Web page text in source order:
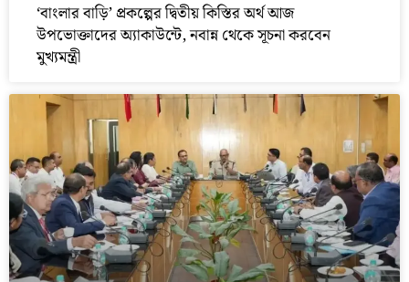
‘বাংলার বাড়ি’ প্রকল্পের দ্বিতীয় কিস্তির অর্থ আজ
উপভোক্তাদের অ্যাকাউন্টে, নবান্ন থেকে সূচনা করবেন
মুখ্যমন্ত্রী